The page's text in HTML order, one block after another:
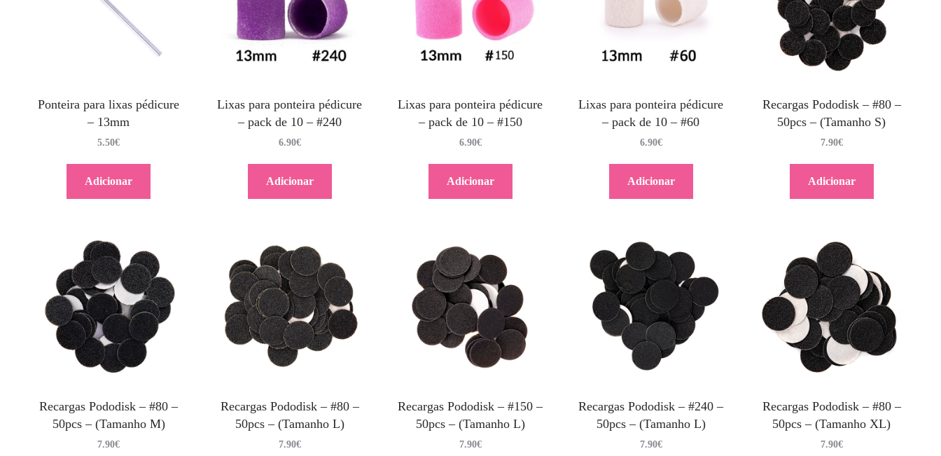
Ponteira para lixas pédicure
– 13mm
5.50€
Adicionar
Lixas para ponteira pédicure
– pack de 10 – #240
6.90€
Adicionar
Lixas para ponteira pédicure
– pack de 10 – #150
6.90€
Adicionar
Lixas para ponteira pédicure
– pack de 10 – #60
6.90€
Adicionar
Recargas Pododisk – #80 –
50pcs – (Tamanho S)
7.90€
Adicionar
Recargas Pododisk – #80 –
50pcs – (Tamanho M)
7.90€
Recargas Pododisk – #80 –
50pcs – (Tamanho L)
7.90€
Recargas Pododisk – #150 –
50pcs – (Tamanho L)
7.90€
Recargas Pododisk – #240 –
50pcs – (Tamanho L)
7.90€
Recargas Pododisk – #80 –
50pcs – (Tamanho XL)
7.90€